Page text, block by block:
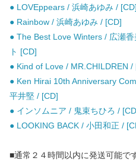
● LOVEppears / 浜崎あゆみ / [CD]
● Rainbow / 浜崎あゆみ / [CD]
● The Best Love Winters / 広瀬
ト [CD]
● Kind of Love / MR.CHILDREN /
● Ken Hirai 10th Anniversary
平井堅 / [CD]
● インソムニア / 鬼束ちひろ /
● LOOKING BACK / 小田和正 /
■通常２４時間以内に発送可能で